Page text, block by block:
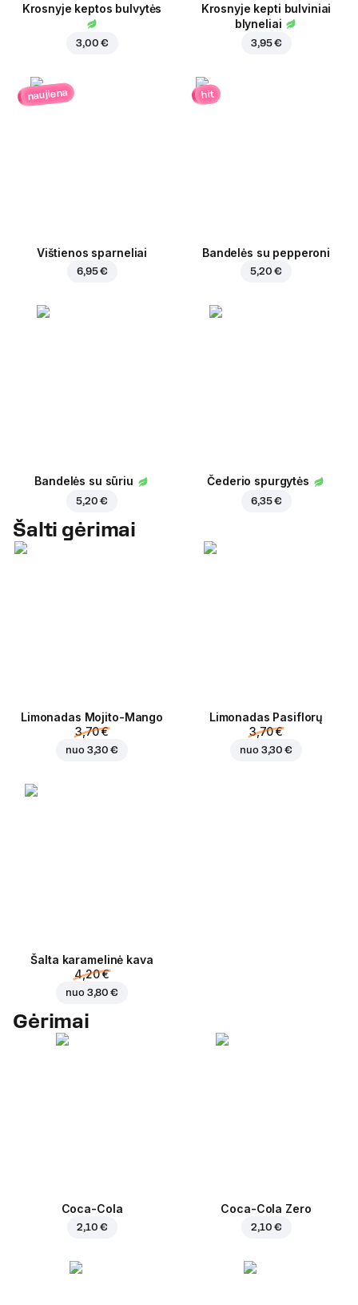
Krosnyje keptos bulvytės
3,00 €
Krosnyje kepti bulviniai
blyneliai
3,95 €
naujiena
Vištienos sparneliai
6,95 €
hit
Bandelės su pepperoni
5,20 €
Bandelės su sūriu
5,20 €
Čederio spurgytės
6,35 €
Šalti gėrimai
Limonadas Mojito-Mango
3,70 €
nuo 3,30 €
Limonadas Pasiflorų
3,70 €
nuo 3,30 €
Šalta karamelinė kava
4,20 €
nuo 3,80 €
Gėrimai
Coca-Cola
2,10 €
Coca-Cola Zero
2,10 €